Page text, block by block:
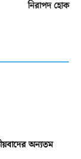
নিরাপদ হোক
অন্যতম